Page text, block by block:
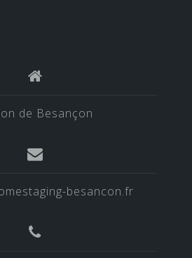
de Besançon
besancon.fr